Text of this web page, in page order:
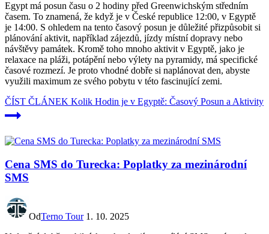
Egypt má posun času o 2 hodiny před Greenwichským středním
časem. To znamená, že když je v České republice 12:00, v Egyptě
je 14:00. S ohledem na tento časový posun je důležité přizpůsobit si
plánování aktivit, například zájezdů, jízdy místní dopravy nebo
návštěvy památek. Kromě toho mnoho aktivit v Egyptě, jako je
relaxace na pláži, potápění nebo výlety na pyramidy, má specifické
časové rozmezí. Je proto vhodné dobře si naplánovat den, abyste
využili maximum ze svého pobytu v této fascinující zemi.
ČÍST ČLÁNEK Kolik Hodin je v Egyptě: Časový Posun a Aktivity
Cena SMS do Turecka: Poplatky za mezinárodní
SMS
OdTerno Tour 1. 10. 2025